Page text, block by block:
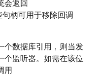
会返回
句柄可用于移除回调
个数据库引用，则当发
个监听器。如需在该位
用